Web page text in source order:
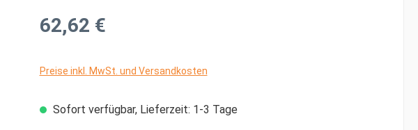
Regulärer Preis:
62,62 €
Preise inkl. MwSt. und Versandkosten
Sofort verfügbar, Lieferzeit: 1-3 Tage